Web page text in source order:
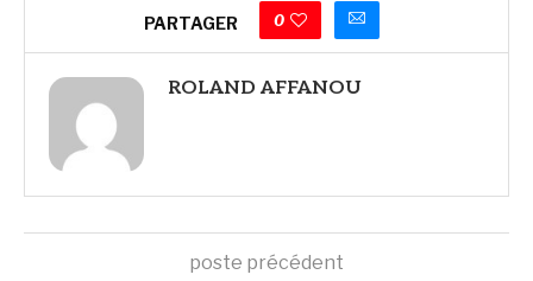
PARTAGER 0
ROLAND AFFANOU
poste précédent